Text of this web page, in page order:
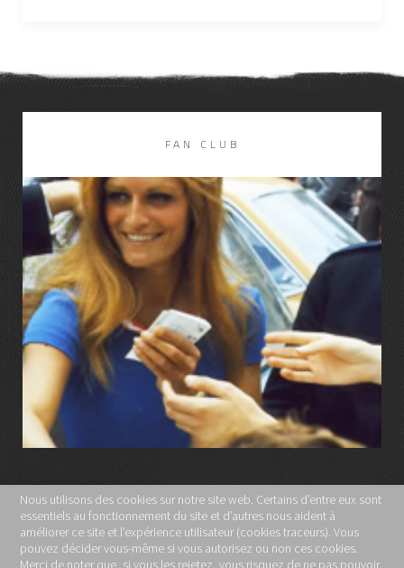
FAN CLUB
LIRE LA SUITE
MENTIONS LÉGALES
POLITIQUE DE CONFIDENTIALITÉ
Nous utilisons des cookies sur notre site web. Certains d’entre eux sont
essentiels au fonctionnement du site et d’autres nous aident à
améliorer ce site et l’expérience utilisateur (cookies traceurs). Vous
pouvez décider vous-même si vous autorisez ou non ces cookies.
Merci de noter que, si vous les rejetez, vous risquez de ne pas pouvoir